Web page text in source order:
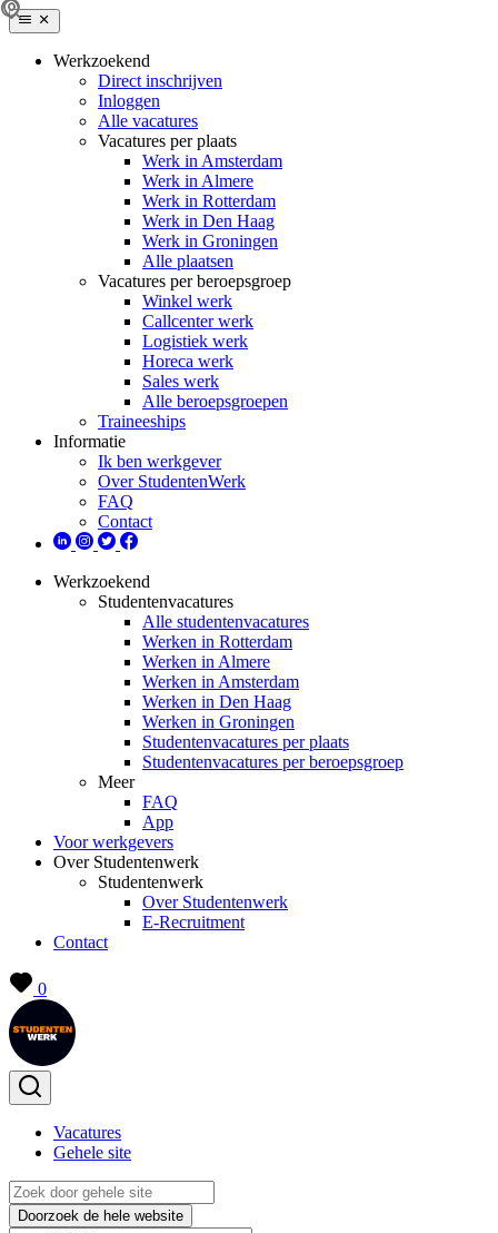
Werkzoekend
Direct inschrijven
Inloggen
Alle vacatures
Vacatures per plaats
Werk in Amsterdam
Werk in Almere
Werk in Rotterdam
Werk in Den Haag
Werk in Groningen
Alle plaatsen
Vacatures per beroepsgroep
Winkel werk
Callcenter werk
Logistiek werk
Horeca werk
Sales werk
Alle beroepsgroepen
Traineeships
Informatie
Ik ben werkgever
Over StudentenWerk
FAQ
Contact
Werkzoekend
Studentenvacatures
Alle studentenvacatures
Werken in Rotterdam
Werken in Almere
Werken in Amsterdam
Werken in Den Haag
Werken in Groningen
Studentenvacatures per plaats
Studentenvacatures per beroepsgroep
Meer
FAQ
App
Voor werkgevers
Over Studentenwerk
Studentenwerk
Over Studentenwerk
E-Recruitment
Contact
0
Vacatures
Gehele site